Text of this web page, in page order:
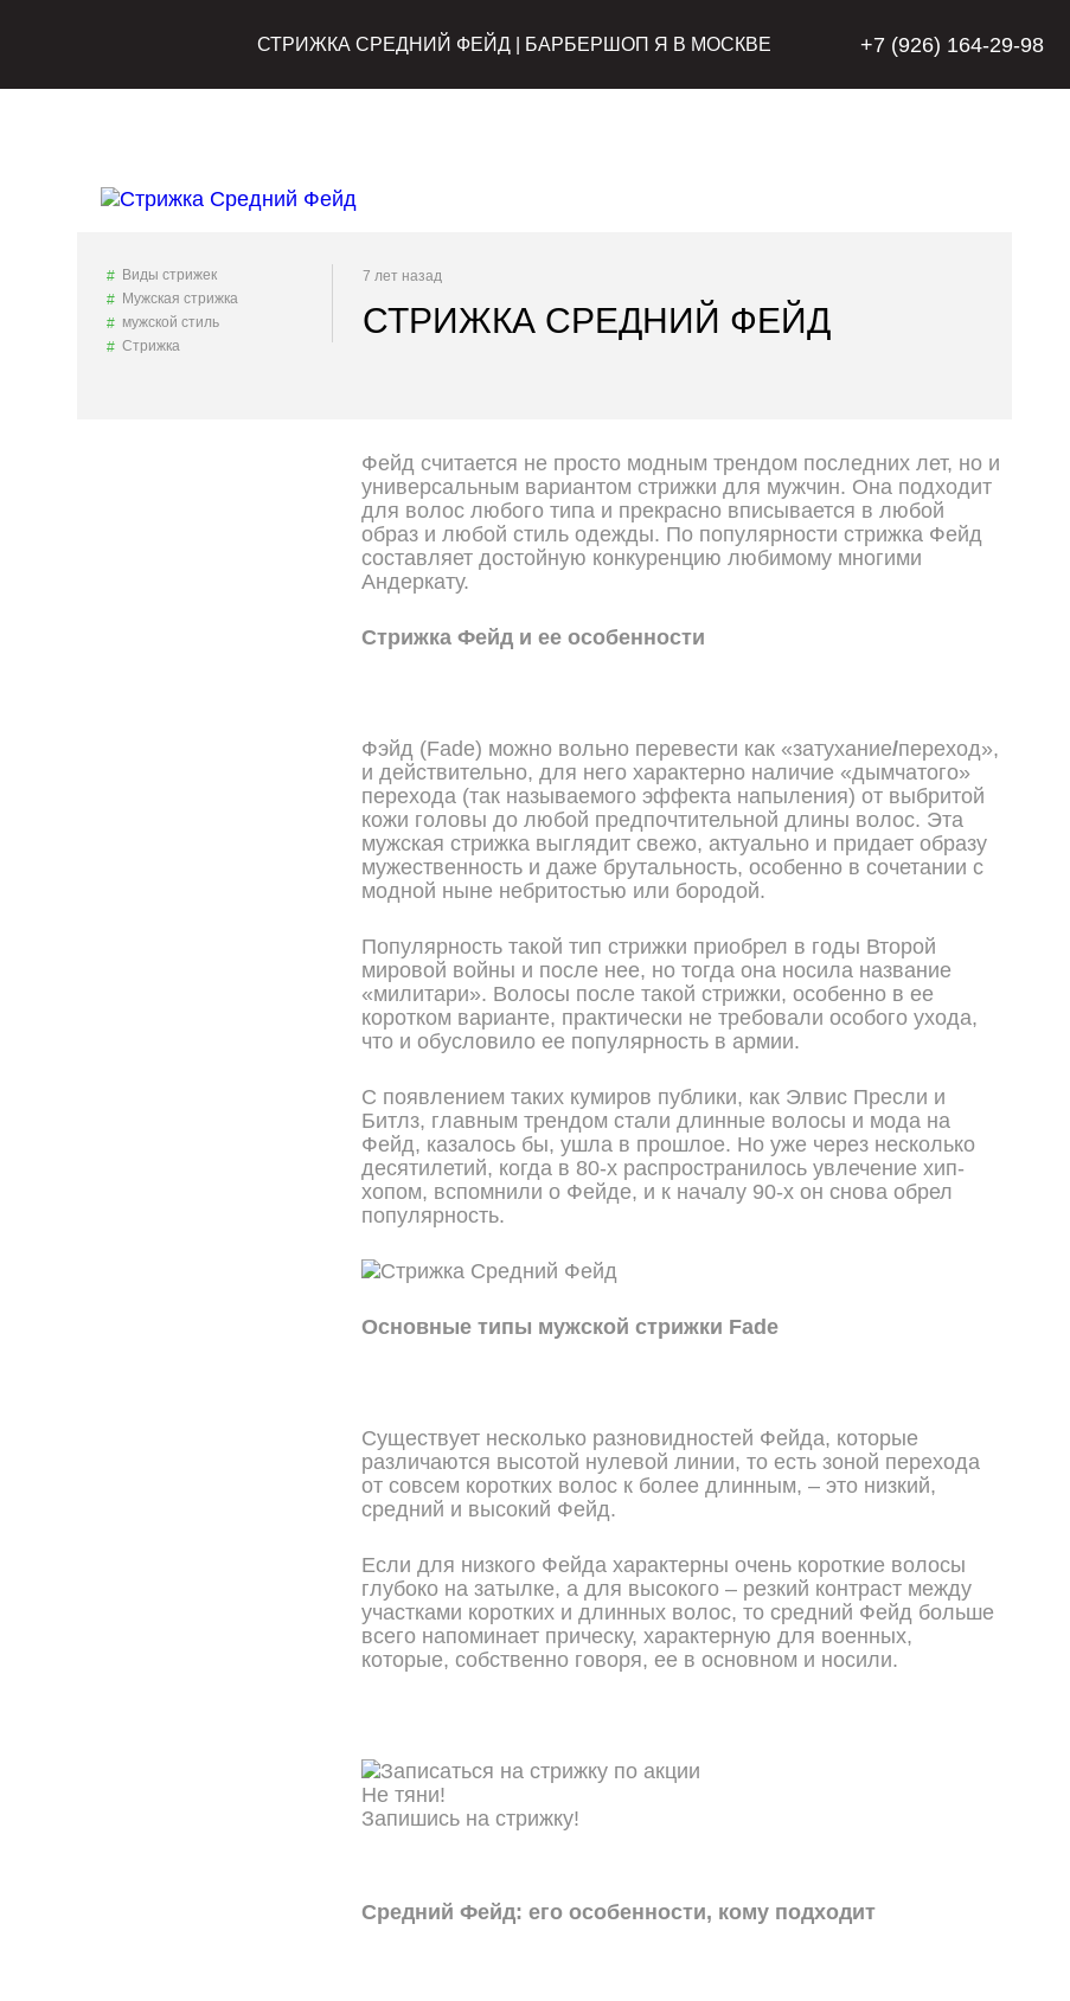
СТРИЖКА СРЕДНИЙ ФЕЙД | БАРБЕРШОП Я В МОСКВЕ +7 (926) 164-29-98
Виды стрижек
Мужская стрижка
мужской стиль
Стрижка
7 лет назад
СТРИЖКА СРЕДНИЙ ФЕЙД
Фейд считается не просто модным трендом последних лет, но и
универсальным вариантом стрижки для мужчин. Она подходит
для волос любого типа и прекрасно вписывается в любой
образ и любой стиль одежды. По популярности стрижка Фейд
составляет достойную конкуренцию любимому многими
Андеркату.
Стрижка Фейд и ее особенности
Фэйд (Fade) можно вольно перевести как «затухание/переход»,
и действительно, для него характерно наличие «дымчатого»
перехода (так называемого эффекта напыления) от выбритой
кожи головы до любой предпочтительной длины волос. Эта
мужская стрижка выглядит свежо, актуально и придает образу
мужественность и даже брутальность, особенно в сочетании с
модной ныне небритостью или бородой.
Популярность такой тип стрижки приобрел в годы Второй
мировой войны и после нее, но тогда она носила название
«милитари». Волосы после такой стрижки, особенно в ее
коротком варианте, практически не требовали особого ухода,
что и обусловило ее популярность в армии.
С появлением таких кумиров публики, как Элвис Пресли и
Битлз, главным трендом стали длинные волосы и мода на
Фейд, казалось бы, ушла в прошлое. Но уже через несколько
десятилетий, когда в 80-х распространилось увлечение хип-
хопом, вспомнили о Фейде, и к началу 90-х он снова обрел
популярность.
Основные типы мужской стрижки Fade
Существует несколько разновидностей Фейда, которые
различаются высотой нулевой линии, то есть зоной перехода
от совсем коротких волос к более длинным, – это низкий,
средний и высокий Фейд.
Если для низкого Фейда характерны очень короткие волосы
глубоко на затылке, а для высокого – резкий контраст между
участками коротких и длинных волос, то средний Фейд больше
всего напоминает прическу, характерную для военных,
которые, собственно говоря, ее в основном и носили.
Не тяни!
Запишись на стрижку!
Средний Фейд: его особенности, кому подходит